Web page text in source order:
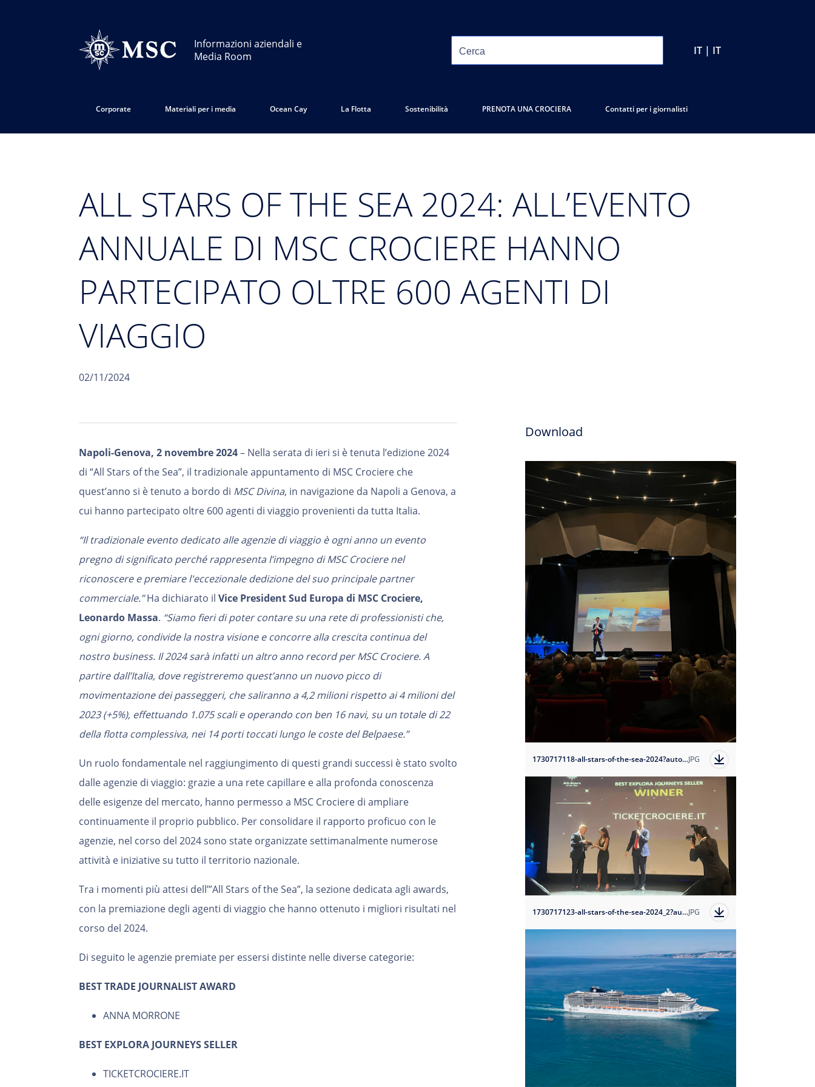
Informazioni aziendali e
Media Room
IT | IT
Corporate Materiali per i media Ocean Cay La Flotta Sostenibilità PRENOTA UNA CROCIERA Contatti per i giornalisti
ALL STARS OF THE SEA 2024: ALL’EVENTO
ANNUALE DI MSC CROCIERE HANNO
PARTECIPATO OLTRE 600 AGENTI DI
VIAGGIO
02/11/2024
Napoli-Genova, 2 novembre 2024– Nella serata di ieri si è tenuta l’edizione 2024
di “All Stars of the Sea”, il tradizionale appuntamento di MSC Crociere che
quest’anno si è tenuto a bordo di MSC Divina, in navigazione da Napoli a Genova, a
cui hanno partecipato oltre 600 agenti di viaggio provenienti da tutta Italia.
“Il tradizionale evento dedicato alle agenzie di viaggio è ogni anno un evento
pregno di significato perché rappresenta l’impegno di MSC Crociere nel
riconoscere e premiare l'eccezionale dedizione del suo principale partner
commerciale.”Ha dichiarato il Vice President Sud Europa di MSC Crociere,
Leonardo Massa. “Siamo fieri di poter contare su una rete di professionisti che,
ogni giorno, condivide la nostra visione e concorre alla crescita continua del
nostro business. Il 2024 sarà infatti un altro anno record per MSC Crociere. A
partire dall’Italia, dove registreremo quest’anno un nuovo picco di
movimentazione dei passeggeri, che saliranno a 4,2 milioni rispetto ai 4 milioni del
2023 (+5%), effettuando 1.075 scali e operando con ben 16 navi, su un totale di 22
della flotta complessiva, nei 14 porti toccati lungo le coste del Belpaese.”
Un ruolo fondamentale nel raggiungimento di questi grandi successi è stato svolto
dalle agenzie di viaggio: grazie a una rete capillare e alla profonda conoscenza
delle esigenze del mercato, hanno permesso a MSC Crociere di ampliare
continuamente il proprio pubblico. Per consolidare il rapporto proficuo con le
agenzie, nel corso del 2024 sono state organizzate settimanalmente numerose
attività e iniziative su tutto il territorio nazionale.
Tra i momenti più attesi dell’”All Stars of the Sea”, la sezione dedicata agli awards,
con la premiazione degli agenti di viaggio che hanno ottenuto i migliori risultati nel
corso del 2024.
Di seguito le agenzie premiate per essersi distinte nelle diverse categorie:
BEST TRADE JOURNALIST AWARD
ANNA MORRONE
BEST EXPLORA JOURNEYS SELLER
TICKETCROCIERE.IT
Download
1730717118-all-stars-of-the-sea-2024?auto=formatJPG
1730717123-all-stars-of-the-sea-2024_2?auto=formatJPG